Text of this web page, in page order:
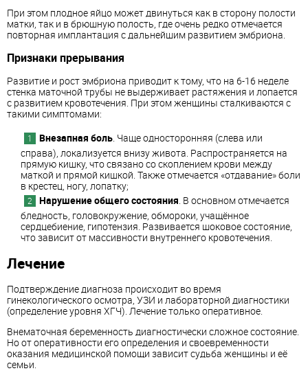
При этом плодное яйцо может двинуться как в сторону полости
матки, так и в брюшную полость, где очень редко отмечается
повторная имплантация с дальнейшим развитием эмбриона.
Признаки прерывания
Развитие и рост эмбриона приводит к тому, что на 6-16 неделе
стенка маточной трубы не выдерживает растяжения и лопается
с развитием кровотечения. При этом женщины сталкиваются с
такими симптомами:
Внезапная боль. Чаще односторонняя (слева или
справа), локализуется внизу живота. Распространяется на
прямую кишку, что связано со скоплением крови между
маткой и прямой кишкой. Также отмечается «отдавание» боли
в крестец, ногу, лопатку;
Нарушение общего состояния. В основном отмечается
бледность, головокружение, обмороки, учащённое
сердцебиение, гипотензия. Развивается шоковое состояние,
что зависит от массивности внутреннего кровотечения.
Лечение
Подтверждение диагноза происходит во время
гинекологического осмотра, УЗИ и лабораторной диагностики
(определение уровня ХГЧ). Лечение только оперативное.
Внематочная беременность диагностически сложное состояние.
Но от оперативности его определения и своевременности
оказания медицинской помощи зависит судьба женщины и её
семьи.